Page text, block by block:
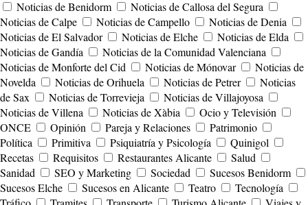
Noticias de Benidorm
Noticias de Callosa del Segura
Noticias de Calpe
Noticias de Campello
Noticias de Denia
Noticias de El Salvador
Noticias de Elche
Noticias de Elda
Noticias de Gandía
Noticias de la Comunidad Valenciana
Noticias de Monforte del Cid
Noticias de Mónovar
Noticias de
Novelda
Noticias de Orihuela Noticias de Petrer
Noticias
de Sax
Noticias de Torrevieja
Noticias de Villajoyosa
Noticias de Villena
Noticias de Xàbia
Ocio y Televisión
ONCE
Opinión Pareja y Relaciones
Patrimonio
Política
Primitiva Psiquiatría y Psicología
Quinigol
Recetas
Requisitos Restaurantes Alicante
Salud
Sanidad
SEO y Marketing Sociedad
Sucesos Benidorm
Sucesos Elche
Sucesos en Alicante Teatro
Tecnología